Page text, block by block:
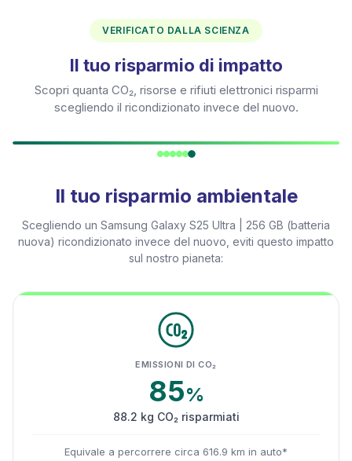
VERIFICATO DALLA SCIENZA
Il tuo risparmio di impatto
Scopri quanta CO₂, risorse e rifiuti elettronici risparmi
scegliendo il ricondizionato invece del nuovo.
Il tuo risparmio ambientale
Scegliendo un Samsung Galaxy S25 Ultra | 256 GB (batteria
nuova) ricondizionato invece del nuovo, eviti questo impatto
sul nostro pianeta:
EMISSIONI DI CO₂
85%
88.2 kg CO₂ risparmiati
Equivale a percorrere circa 616.9 km in auto*